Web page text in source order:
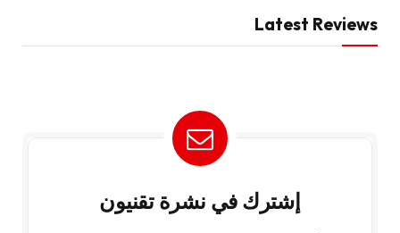
Latest Reviews
إشترك في نشرة تقنيون